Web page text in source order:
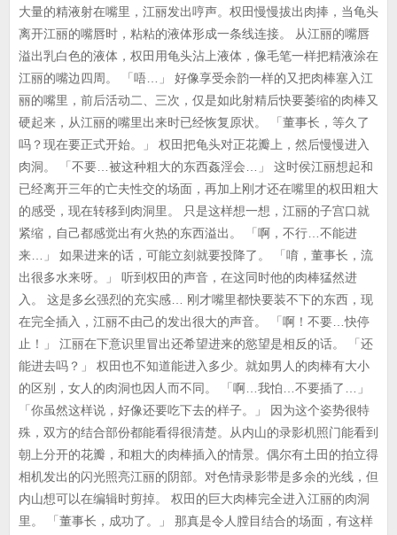
大量的精液射在嘴里，江丽发出哼声。权田慢慢拔出肉捧，当龟头
离开江丽的嘴唇时，粘粘的液体形成一条线连接。 从江丽的嘴唇
溢出乳白色的液体，权田用龟头沾上液体，像毛笔一样把精液涂在
江丽的嘴边四周。 「唔…」 好像享受余韵一样的又把肉棒塞入江
丽的嘴里，前后活动二、三次，仅是如此射精后快要萎缩的肉棒又
硬起来，从江丽的嘴里出来时已经恢复原状。 「董事长，等久了
吗？现在要正式开始。」 权田把龟头对正花瓣上，然后慢慢进入
肉洞。 「不要…被这种粗大的东西姦淫会…」 这时侯江丽想起和
已经离开三年的亡夫性交的场面，再加上刚才还在嘴里的权田粗大
的感受，现在转移到肉洞里。 只是这样想一想，江丽的子宫口就
紧缩，自己都感觉出有火热的东西溢出。 「啊，不行…不能进
来…」 如果进来的话，可能立刻就要投降了。 「唷，董事长，流
出很多水来呀。」 听到权田的声音，在这同时他的肉棒猛然进
入。 这是多幺强烈的充实感… 刚才嘴里都快要装不下的东西，现
在完全插入，江丽不由己的发出很大的声音。 「啊！不要…快停
止！」 江丽在下意识里冒出还希望进来的慾望是相反的话。 「还
能进去吗？」 权田也不知道能进入多少。就如男人的肉棒有大小
的区别，女人的肉洞也因人而不同。 「啊…我怕…不要插了…」
「你虽然这样说，好像还要吃下去的样子。」 因为这个姿势很特
殊，双方的结合部份都能看得很清楚。从内山的录影机照门能看到
朝上分开的花瓣，和粗大的肉棒插入的情景。偶尔有土田的拍立得
相机发出的闪光照亮江丽的阴部。对色情录影带是多余的光线，但
内山想可以在编辑时剪掉。 权田的巨大肉棒完全进入江丽的肉洞
里。 「董事长，成功了。」 那真是令人膛目结合的场面，有这样